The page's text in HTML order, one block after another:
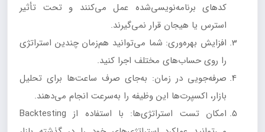
کدهای برنامه‌نویسی‌شده عمل می‌کنند و تحت تأثیر
استرس یا هیجان قرار نمی‌گیرند.
افزایش بهره‌وری: شما می‌توانید هم‌زمان چندین استراتژی
را روی حساب‌های مختلف اجرا کنید.
صرفه‌جویی در زمان: به‌جای صرف ساعت‌ها برای تحلیل
بازار، اکسپرت‌ها این وظیفه را به‌سرعت انجام می‌دهند.
امکان تست استراتژی‌ها: با استفاده از Backtesting